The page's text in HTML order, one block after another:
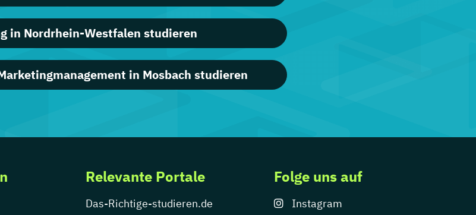
in Nordrhein-Westfalen studieren
in Mosbach studieren
Relevante Portale
Das-Richtige-studieren.de
Folge uns auf
Instagram